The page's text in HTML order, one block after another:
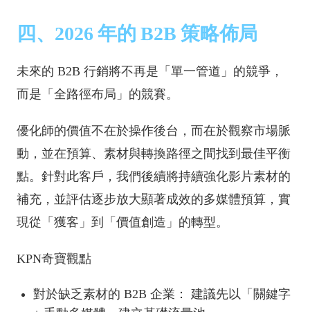
四、2026 年的 B2B 策略佈局
未來的 B2B 行銷將不再是「單一管道」的競爭，
而是「全路徑布局」的競賽。
優化師的價值不在於操作後台，而在於觀察市場脈
動，並在預算、素材與轉換路徑之間找到最佳平衡
點。針對此客戶，我們後續將持續強化影片素材的
補充，並評估逐步放大顯著成效的多媒體預算，實
現從「獲客」到「價值創造」的轉型。
KPN奇寶觀點
對於缺乏素材的 B2B 企業： 建議先以「關鍵字